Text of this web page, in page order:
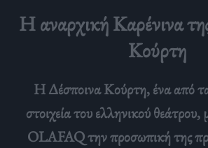
H αναρχική Καρένινα
Κούρτη
Η Δέσποινα Κούρτη, ένα από
στοιχεία του ελληνικού
OLAFAQ την προσωπική της